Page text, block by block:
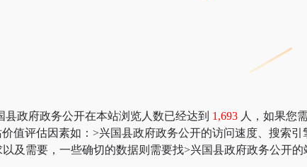
政府政务公开在本站浏览人数已经达到 1,693 人，如果您
值评估因素如：>兴国县政府政务公开的访问速度、搜索
及需要，一些确切的数据则需要找>兴国县政府政务公开